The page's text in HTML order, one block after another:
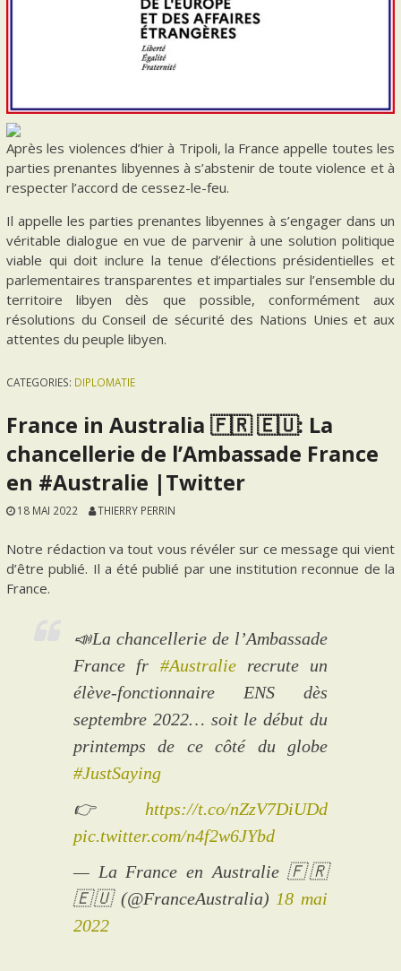
Après les violences d’hier à Tripoli, la France appelle toutes les
parties prenantes libyennes à s’abstenir de toute violence et à
respecter l’accord de cessez-le-feu.
Il appelle les parties prenantes libyennes à s’engager dans un
véritable dialogue en vue de parvenir à une solution politique
viable qui doit inclure la tenue d’élections présidentielles et
parlementaires transparentes et impartiales sur l’ensemble du
territoire libyen dès que possible, conformément aux
résolutions du Conseil de sécurité des Nations Unies et aux
attentes du peuple libyen.
CATEGORIES: DIPLOMATIE
France in Australia 🇫🇷 🇪🇺: La
chancellerie de l’Ambassade France
en #Australie |Twitter
18 MAI 2022 THIERRY PERRIN
Notre rédaction va tout vous révéler sur ce message qui vient
d’être publié. Il a été publié par une institution reconnue de la
France.
📣La chancellerie de l’Ambassade
France fr #Australierecrute un
élève-fonctionnaire ENS dès
septembre 2022… soit le début du
printemps de ce côté du globe
#JustSaying
👉 https://t.co/nZzV7DiUDd
pic.twitter.com/n4f2w6JYbd
— La France en Australie 🇫🇷
🇪🇺 (@FranceAustralia) 18 mai
2022